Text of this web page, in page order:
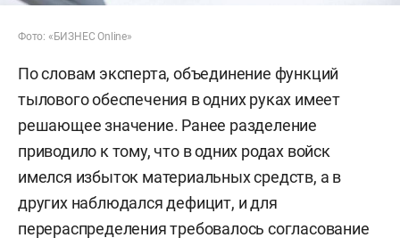
Фото: «БИЗНЕС Online»
По словам эксперта, объединение функций
тылового обеспечения в одних руках имеет
решающее значение. Ранее разделение
приводило к тому, что в одних родах войск
имелся избыток материальных средств, а в
других наблюдался дефицит, и для
перераспределения требовалось согласование